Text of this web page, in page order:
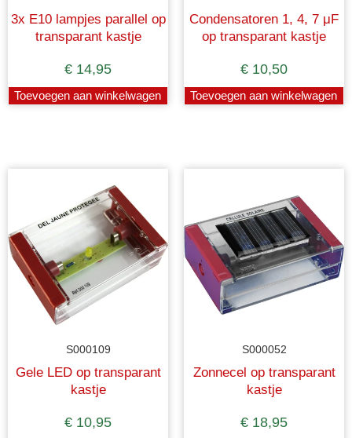
3x E10 lampjes parallel op
transparant kastje
€ 14,95
Toevoegen aan winkelwagen
Condensatoren 1, 4, 7 μF
op transparant kastje
€ 10,50
Toevoegen aan winkelwagen
S000109
Gele LED op transparant
kastje
€ 10,95
S000052
Zonnecel op transparant
kastje
€ 18,95